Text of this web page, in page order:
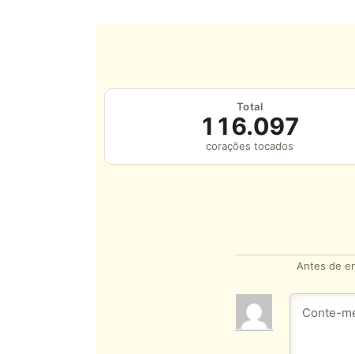
Total
116.097
corações tocados
Antes de